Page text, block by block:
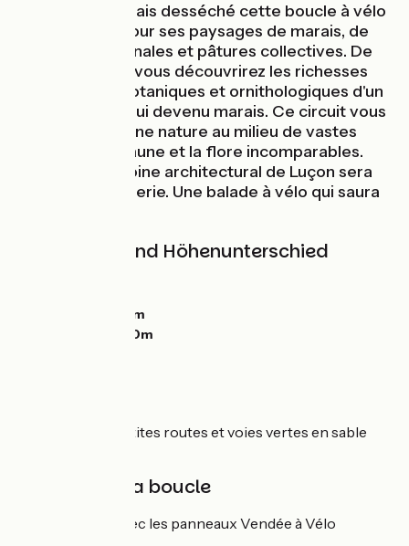
Au cœur du marais desséché cette boucle à vélo
dévoile tour à tour ses paysages de marais, de
prairies communales et pâtures collectives. De
Triaize à Luçon, vous découvrirez les richesses
hydrauliques, botaniques et ornithologiques d'un
océan aujourd'hui devenu marais. Ce circuit vous
conduira en pleine nature au milieu de vastes
paysages à la faune et la flore incomparables.
Enfin, le patrimoine architectural de Luçon sera
propice à la flânerie. Une balade à vélo qui saura
Steigungen und Höhenunterschied
0m
0m
Alternance de petites routes et voies vertes en sable
Balisage de la boucle
Boucle balisée avec les panneaux Vendée à Vélo